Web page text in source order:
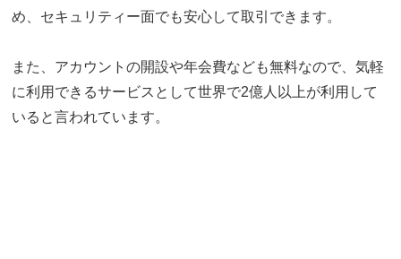
め、セキュリティー面でも安心して取引できます。
また、アカウントの開設や年会費なども無料なので、気軽
に利用できるサービスとして世界で2億人以上が利用して
いると言われています。